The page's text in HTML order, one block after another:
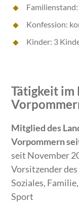
Konfession:
Kinder: 3
Tätigkeit im
Mitglied des
Vorpommern
seit November
Vorsitzender
Soziales,
Sport